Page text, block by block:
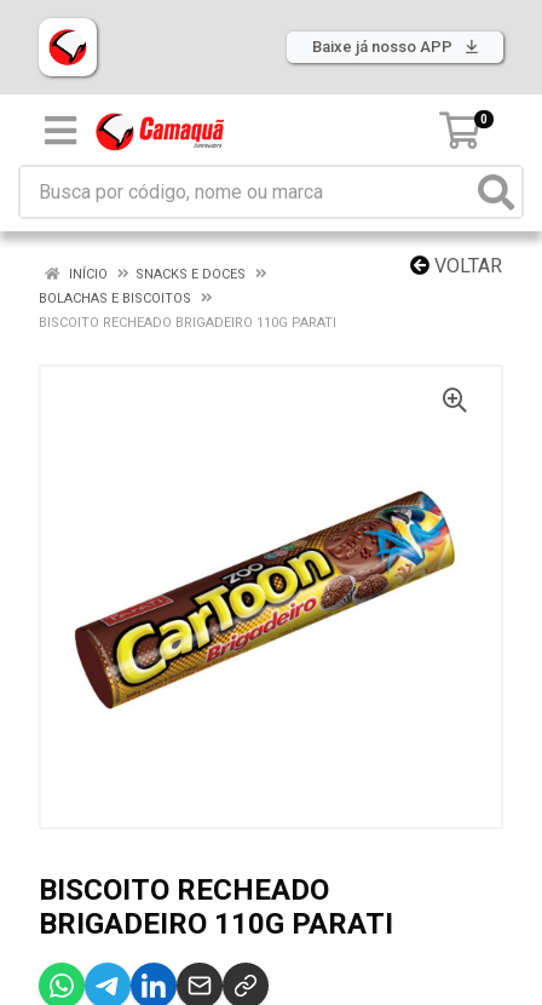
Baixe já nosso APP
0
VOLTAR
INÍCIO
SNACKS E DOCES
BOLACHAS E BISCOITOS
BISCOITO RECHEADO BRIGADEIRO 110G PARATI
BISCOITO RECHEADO
BRIGADEIRO 110G PARATI